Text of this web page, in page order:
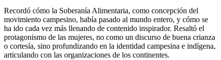
Recordó cómo la Soberanía Alimentaria, como concepción del
movimiento campesino, había pasado al mundo entero, y cómo se
ha ido cada vez más llenando de contenido inspirador. Resaltó el
protagonismo de las mujeres, no como un discurso de buena crianza
o cortesía, sino profundizando en la identidad campesina e indígena,
articulando con las organizaciones de los continentes.